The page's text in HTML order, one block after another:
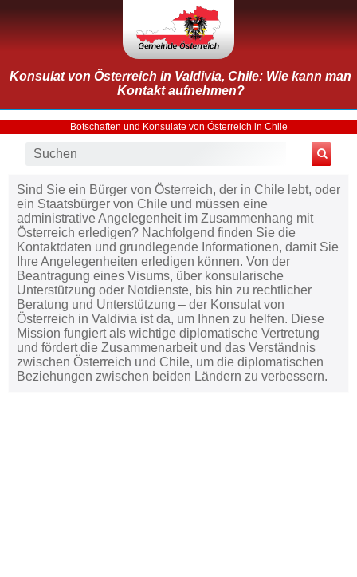
Konsulat von Österreich in Valdivia, Chile: Wie kann man
Kontakt aufnehmen?
Botschaften und Konsulate von Österreich in Chile
Sind Sie ein Bürger von Österreich, der in Chile lebt, oder
ein Staatsbürger von Chile und müssen eine
administrative Angelegenheit im Zusammenhang mit
Österreich erledigen? Nachfolgend finden Sie die
Kontaktdaten und grundlegende Informationen, damit Sie
Ihre Angelegenheiten erledigen können. Von der
Beantragung eines Visums, über konsularische
Unterstützung oder Notdienste, bis hin zu rechtlicher
Beratung und Unterstützung – der Konsulat von
Österreich in Valdivia ist da, um Ihnen zu helfen. Diese
Mission fungiert als wichtige diplomatische Vertretung
und fördert die Zusammenarbeit und das Verständnis
zwischen Österreich und Chile, um die diplomatischen
Beziehungen zwischen beiden Ländern zu verbessern.